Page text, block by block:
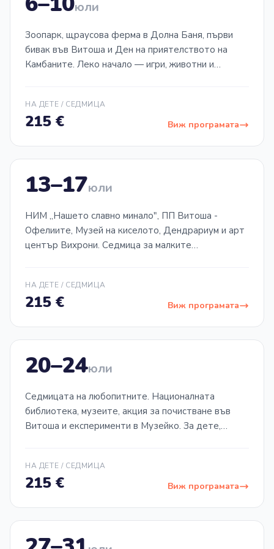
юли
Зоопарк, щраусова ферма в Долна Баня, първи
бивак във Витоша и Ден на приятелството на
Камбаните. Леко начало — игри, животни и
НА ДЕТЕ / СЕДМИЦА
215€ Виж програмата
СЕДМИЦА02
13–17юли
НИМ „Нашето славно минало", ПП Витоша -
Офелиите, Музей на киселото, Дендрариум и арт
център Вихрони. Седмица за малките
НА ДЕТЕ / СЕДМИЦА
215€ Виж програмата
СЕДМИЦА03
20–24юли
Седмицата на любопитните. Националната
библиотека, музеите, акция за почистване във
Витоша и експерименти в Музейко. За дете,
НА ДЕТЕ / СЕДМИЦА
215€ Виж програмата
СЕДМИЦА04